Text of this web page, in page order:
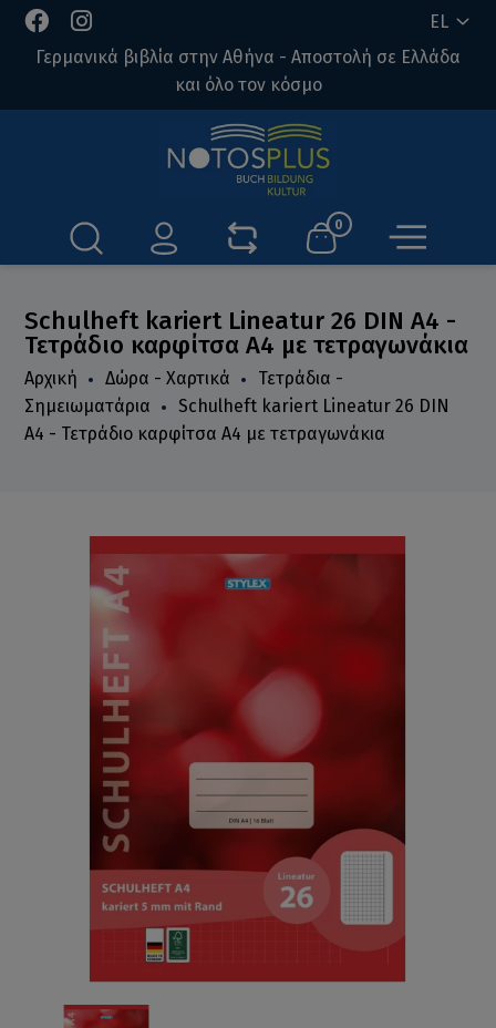
EL
Γερμανικά βιβλία στην Αθήνα - Αποστολή σε Ελλάδα
και όλο τον κόσμο
0
Schulheft kariert Lineatur 26 DIN A4 -
Τετράδιο καρφίτσα Α4 με τετραγωνάκια
Αρχική Δώρα - Χαρτικά
Τετράδια -
Σημειωματάρια
Schulheft kariert Lineatur 26 DIN
A4 - Τετράδιο καρφίτσα Α4 με τετραγωνάκια